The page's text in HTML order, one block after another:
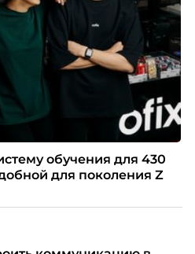
обучения для 430
для поколения Z